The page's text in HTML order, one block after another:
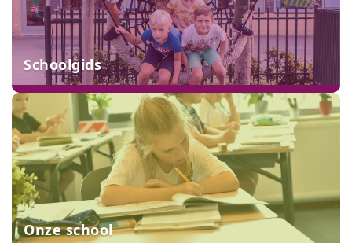
Schoolgids
Onze school